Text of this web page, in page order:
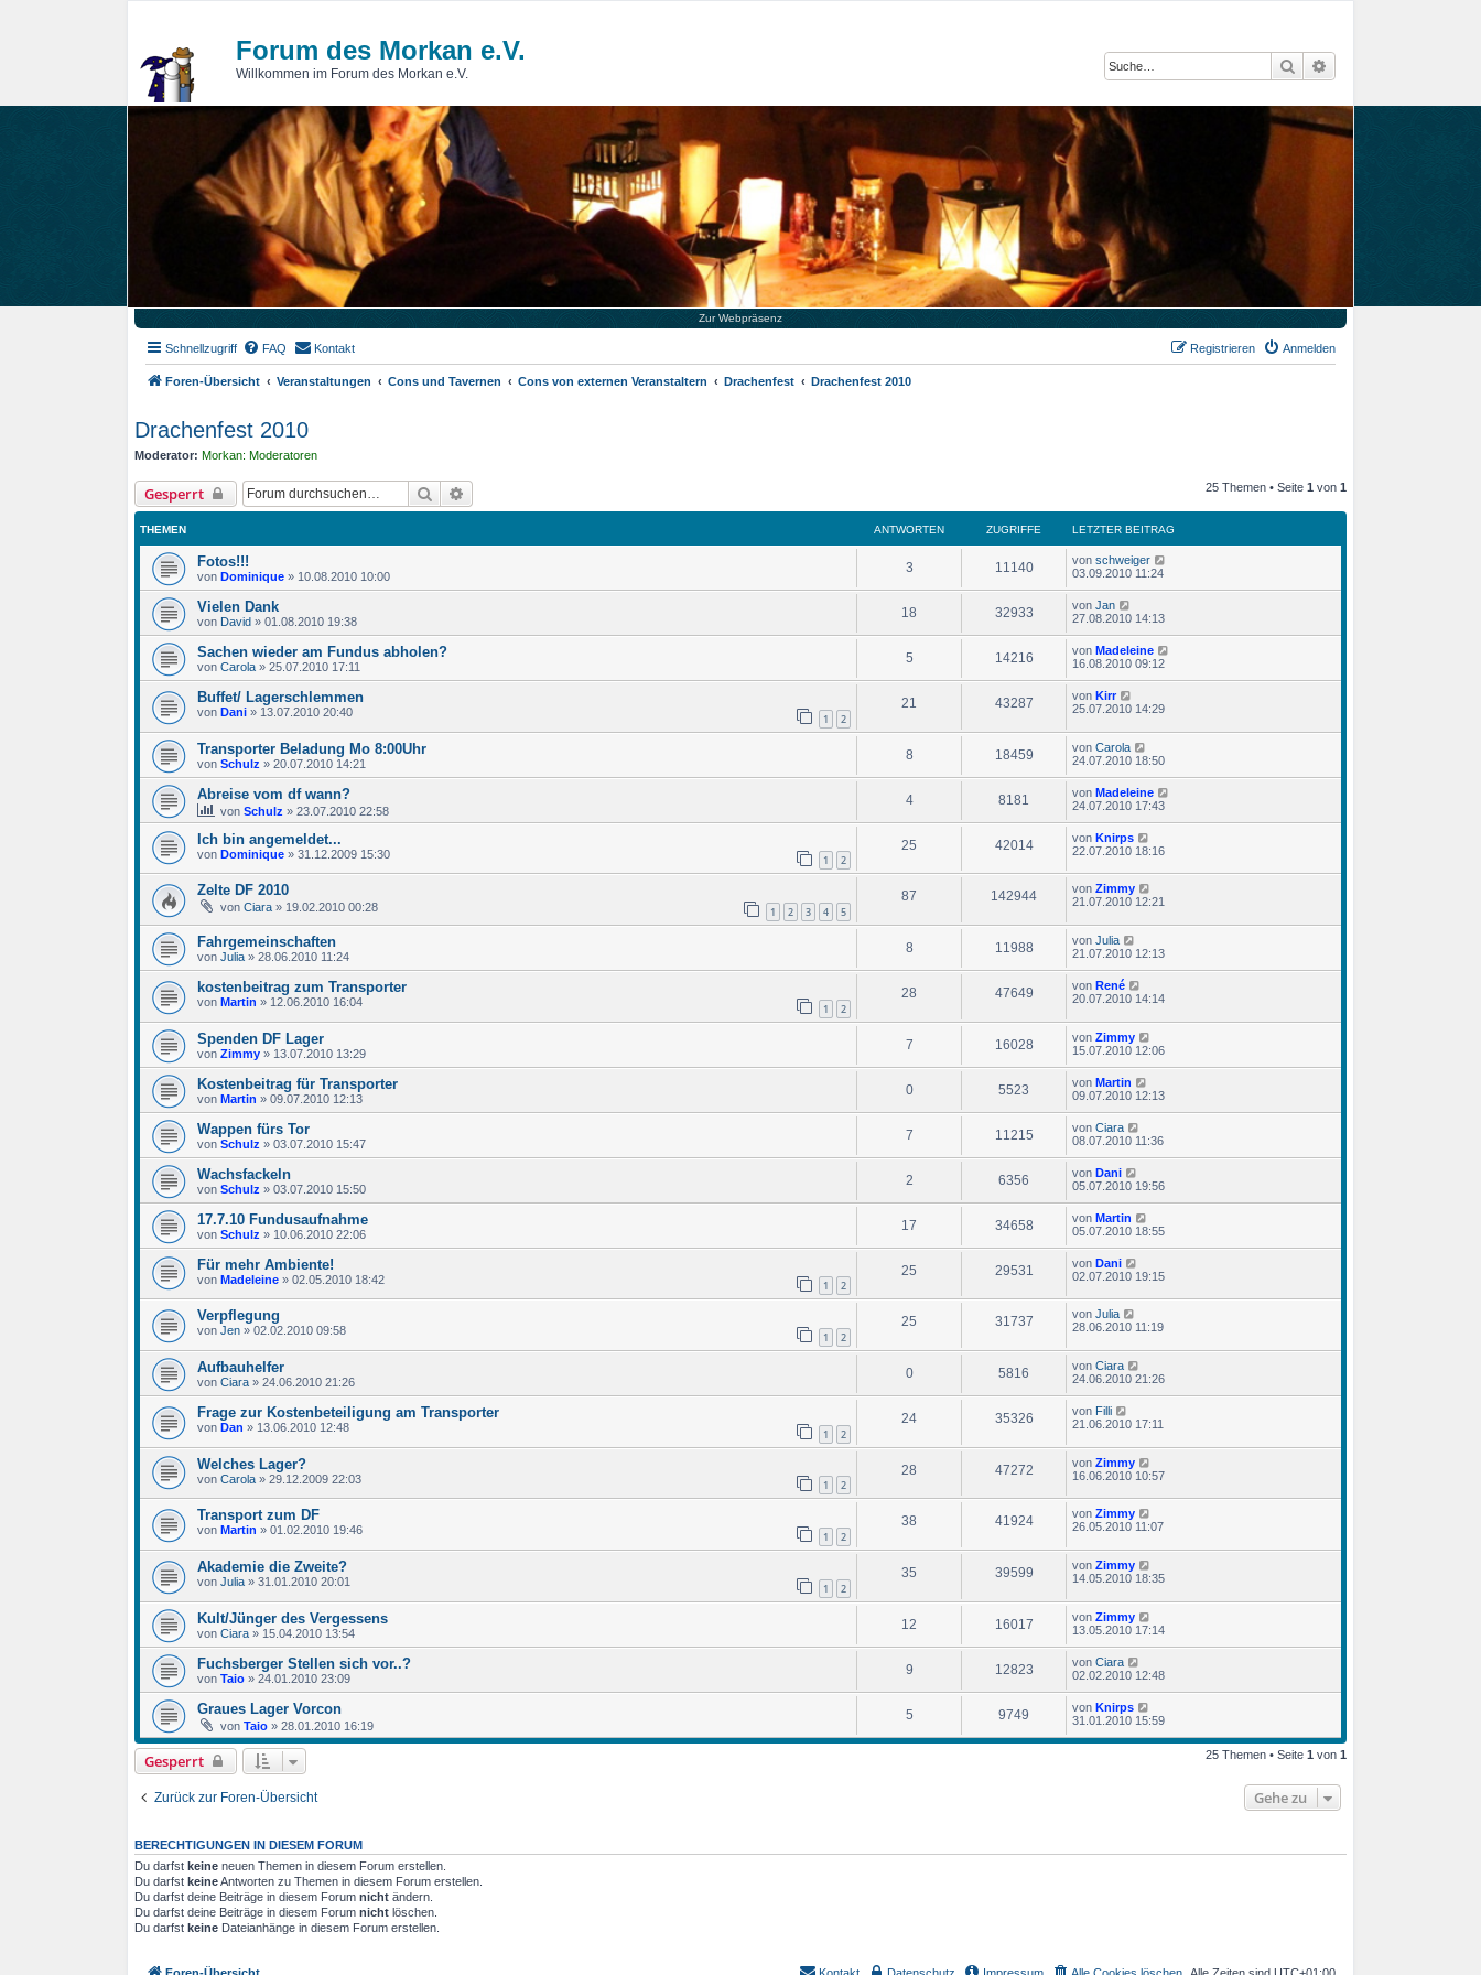
Forum des Morkan e.V.
Willkommen im Forum des Morkan e.V. Suche
Zur Webpräsenz
Schnellzugriff FAQ Kontakt Anmelden
Registrieren
Foren-Übersicht Veranstaltungen Cons und Tavernen Cons von externen Veranstaltern Drachenfest Drachenfest 2010
Drachenfest 2010
Moderator: Morkan: Moderatoren
Gesperrt Suche 25 Themen • Seite 1 von 1
THEMEN ANTWORTEN ZUGRIFFE LETZTER BEITRAG
Fotos!!!
von Dominique » 10.08.2010 10:00
3 11140 von schweiger
03.09.2010 11:24
Vielen Dank
von David » 01.08.2010 19:38
18 32933 von Jan
27.08.2010 14:13
Sachen wieder am Fundus abholen?
von Carola » 25.07.2010 17:11
5 14216 von Madeleine
16.08.2010 09:12
Buffet/ Lagerschlemmen
von Dani » 13.07.2010 20:40 1 2
21 43287 von Kirr
25.07.2010 14:29
Transporter Beladung Mo 8:00Uhr
von Schulz » 20.07.2010 14:21
8 18459 von Carola
24.07.2010 18:50
Abreise vom df wann?
von Schulz » 23.07.2010 22:58
4 8181 von Madeleine
24.07.2010 17:43
Ich bin angemeldet...
von Dominique » 31.12.2009 15:30 1 2
25 42014 von Knirps
22.07.2010 18:16
Zelte DF 2010
von Ciara » 19.02.2010 00:28 1 2 3 4 5
87 142944 von Zimmy
21.07.2010 12:21
Fahrgemeinschaften
von Julia » 28.06.2010 11:24
8 11988 von Julia
21.07.2010 12:13
kostenbeitrag zum Transporter
von Martin » 12.06.2010 16:04 1 2
28 47649 von René
20.07.2010 14:14
Spenden DF Lager
von Zimmy » 13.07.2010 13:29
7 16028 von Zimmy
15.07.2010 12:06
Kostenbeitrag für Transporter
von Martin » 09.07.2010 12:13
0 5523 von Martin
09.07.2010 12:13
Wappen fürs Tor
von Schulz » 03.07.2010 15:47
7 11215 von Ciara
08.07.2010 11:36
Wachsfackeln
von Schulz » 03.07.2010 15:50
2 6356 von Dani
05.07.2010 19:56
17.7.10 Fundusaufnahme
von Schulz » 10.06.2010 22:06
17 34658 von Martin
05.07.2010 18:55
Für mehr Ambiente!
von Madeleine » 02.05.2010 18:42 1 2
25 29531 von Dani
02.07.2010 19:15
Verpflegung
von Jen » 02.02.2010 09:58 1 2
25 31737 von Julia
28.06.2010 11:19
Aufbauhelfer
von Ciara » 24.06.2010 21:26
0 5816 von Ciara
24.06.2010 21:26
Frage zur Kostenbeteiligung am Transporter
von Dan » 13.06.2010 12:48 1 2
24 35326 von Filli
21.06.2010 17:11
Welches Lager?
von Carola » 29.12.2009 22:03 1 2
28 47272 von Zimmy
16.06.2010 10:57
Transport zum DF
von Martin » 01.02.2010 19:46 1 2
38 41924 von Zimmy
26.05.2010 11:07
Akademie die Zweite?
von Julia » 31.01.2010 20:01 1 2
35 39599 von Zimmy
14.05.2010 18:35
Kult/Jünger des Vergessens
von Ciara » 15.04.2010 13:54
12 16017 von Zimmy
13.05.2010 17:14
Fuchsberger Stellen sich vor..?
von Taio » 24.01.2010 23:09
9 12823 von Ciara
02.02.2010 12:48
Graues Lager Vorcon
von Taio » 28.01.2010 16:19
5 9749 von Knirps
31.01.2010 15:59
Gesperrt 25 Themen • Seite 1 von 1
Zurück zur Foren-Übersicht Gehe zu
BERECHTIGUNGEN IN DIESEM FORUM
Du darfst keine neuen Themen in diesem Forum erstellen.
Du darfst keineAntworten zu Themen in diesem Forum erstellen.
Du darfst deine Beiträge in diesem Forum nicht ändern.
Du darfst deine Beiträge in diesem Forum nicht löschen.
Du darfst keine Dateianhänge in diesem Forum erstellen.